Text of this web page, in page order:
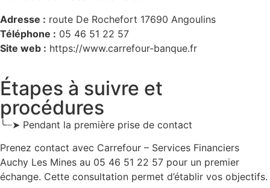
Adresse : route De Rochefort 17690 Angoulins
Téléphone : 05 46 51 22 57
Site web : https://www.carrefour-banque.fr
Étapes à suivre et
procédures
╰┈➤ Pendant la première prise de contact
Prenez contact avec Carrefour – Services Financiers
Auchy Les Mines au 05 46 51 22 57 pour un premier
échange. Cette consultation permet d’établir vos objectifs.